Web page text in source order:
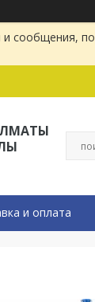
сообщения,
и оплата